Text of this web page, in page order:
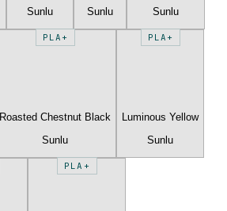
Sunlu
Sunlu
Sunlu
PLA+
Roasted Chestnut Black
Sunlu
PLA+
Luminous Yellow
Sunlu
PLA+